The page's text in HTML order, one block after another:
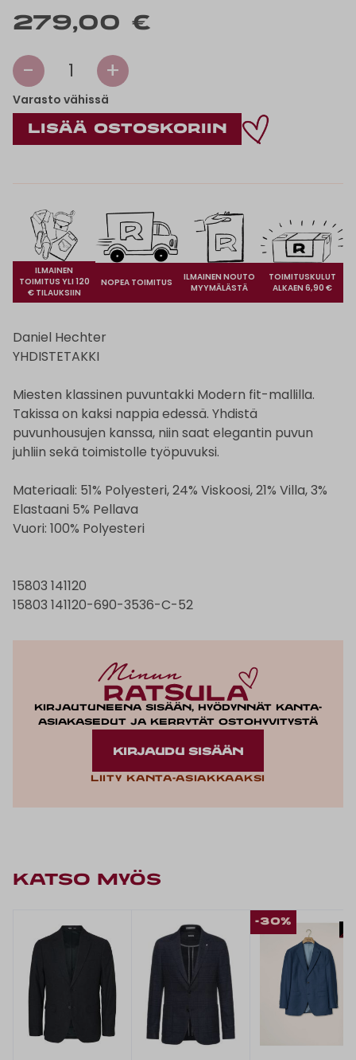
279,00 €
- 1 +
Varasto vähissä
ILMAINEN
TOIMITUS YLI 120
€ TILAUKSIIN
NOPEA TOIMITUS
ILMAINEN NOUTO
MYYMÄLÄSTÄ
TOIMITUSKULUT
ALKAEN 6,90 €
Daniel Hechter
YHDISTETAKKI
Miesten klassinen puvuntakki Modern fit-mallilla.
Takissa on kaksi nappia edessä. Yhdistä
puvunhousujen kanssa, niin saat elegantin puvun
juhliin sekä toimistolle työpuvuksi.
Materiaali: 51% Polyesteri, 24% Viskoosi, 21% Villa, 3%
Elastaani 5% Pellava
Vuori: 100% Polyesteri
15803 141120
15803 141120-690-3536-C-52
Kirjautuneena sisään, hyödynnät kanta-
asiakasedut ja kerrytät ostohyvitystä
KIRJAUDU SISÄÄN
Liity kanta-asiakkaaksi
KATSO MYÖS
-30%